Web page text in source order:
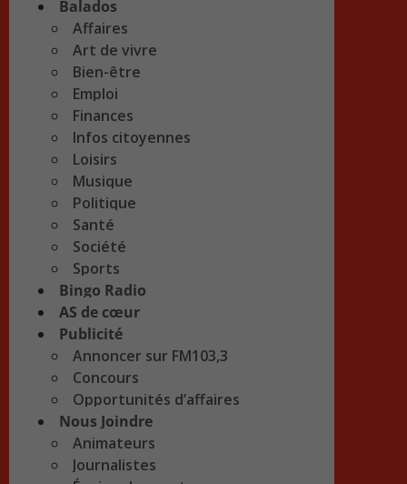
Balados
Affaires
Art de vivre
Bien-être
Emploi
Finances
Infos citoyennes
Loisirs
Musique
Politique
Santé
Société
Sports
Bingo Radio
AS de cœur
Publicité
Annoncer sur FM103,3
Concours
Opportunités d’affaires
Nous Joindre
Animateurs
Journalistes